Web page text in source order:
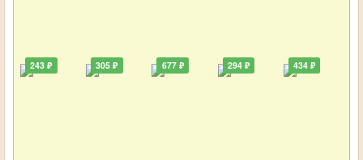
243 ₽ 305 ₽ 677 ₽ 294 ₽ 434 ₽